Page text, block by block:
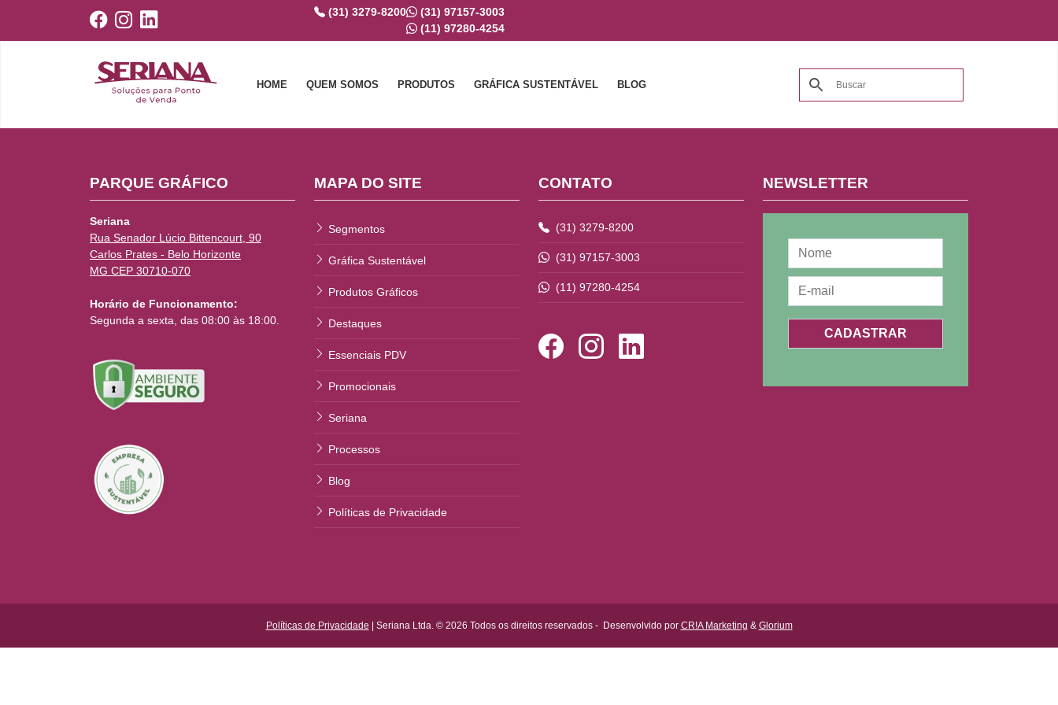
(31) 3279-8200
(31) 97157-3003
(11) 97280-4254
HOME QUEM SOMOS PRODUTOS GRÁFICA SUSTENTÁVEL BLOG
PARQUE GRÁFICO
Seriana
Rua Senador Lúcio Bittencourt, 90
Carlos Prates - Belo Horizonte
MG CEP 30710-070
Horário de Funcionamento:
Segunda a sexta, das 08:00 às 18:00.
MAPA DO SITE
Segmentos
Gráfica Sustentável
Produtos Gráficos
Destaques
Essenciais PDV
Promocionais
Seriana
Processos
Blog
Políticas de Privacidade
CONTATO
(31) 3279-8200
(31) 97157-3003
(11) 97280-4254
NEWSLETTER
Políticas de Privacidade | Seriana Ltda. © 2026 Todos os direitos reservados- Desenvolvido por CR!A Marketing & Glorium